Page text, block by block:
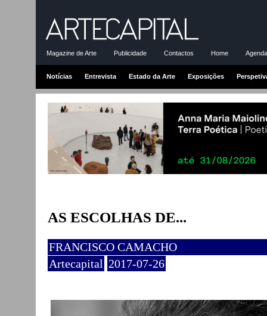
Magazine de Arte Publicidade Contactos Home
Notícias Entrevista Estado da Arte Exposições
AS ESCOLHAS DE...
FRANCISCO CAMACHO
Artecapital 2017-07-26